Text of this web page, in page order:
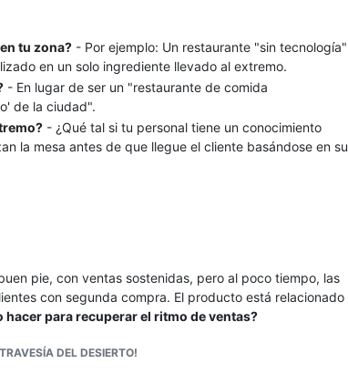
tu zona? - Por ejemplo: Un restaurante "sin tecnología"
en un solo ingrediente llevado al extremo.
- En lugar de ser un "restaurante de comida
de la ciudad".
- ¿Qué tal si tu personal tiene un conocimiento
la mesa antes de que llegue el cliente basándose en su
pie, con ventas sostenidas, pero al poco tiempo, las
con segunda compra. El producto está relacionado
hacer para recuperar el ritmo de ventas?
DEL DESIERTO!